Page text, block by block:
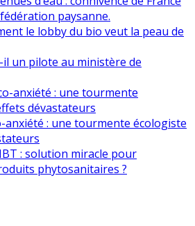
paysanne.
le lobby du bio veut la peau de
il un pilote au ministère de
anxiété : une tourmente
dévastateurs
anxiété : une tourmente écologiste
: solution miracle pour
phytosanitaires ?